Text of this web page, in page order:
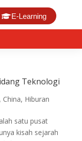
E-Learning
Teknologi
, China, Hiburan
satu pusat
kisah sejarah